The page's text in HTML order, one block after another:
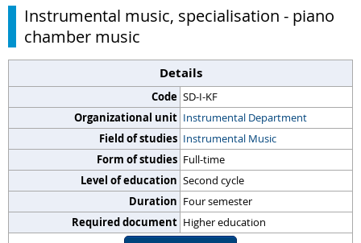
Instrumental music, specialisation - piano
chamber music
Details
Code SD-I-KF
Organizational unit Instrumental Department
Field of studies Instrumental Music
Form of studies Full-time
Level of education Second cycle
Duration Four semester
Required document Higher education